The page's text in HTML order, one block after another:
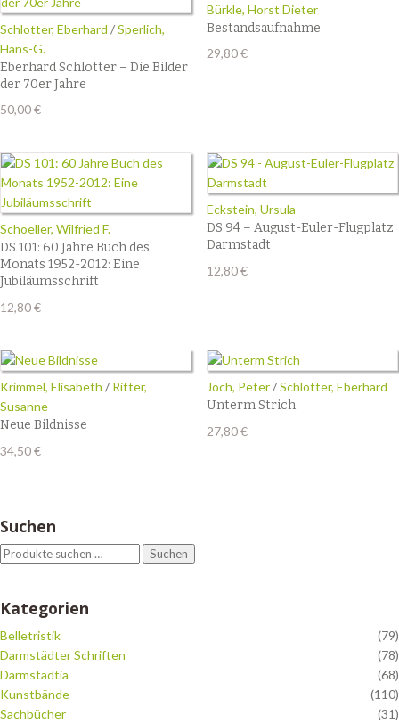
Schlotter, Eberhard /Sperlich,
Hans-G.
Eberhard Schlotter – Die Bilder
der 70er Jahre
50,00€
Bürkle, Horst Dieter
Bestandsaufnahme
29,80€
Schoeller, Wilfried F.
DS 101: 60 Jahre Buch des
Monats 1952-2012: Eine
Jubiläumsschrift
12,80€
Eckstein, Ursula
DS 94 – August-Euler-Flugplatz
Darmstadt
12,80€
Krimmel, Elisabeth / Ritter,
Susanne
Neue Bildnisse
34,50€
Joch, Peter/Schlotter, Eberhard
Unterm Strich
27,80€
Suchen
Suchen
Kategorien
Belletristik
(79)
Darmstädter Schriften
(78)
Darmstadtia
(68)
Kunstbände
(110)
Sachbücher
(31)